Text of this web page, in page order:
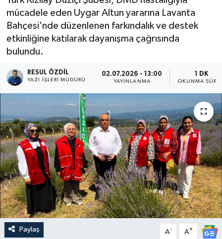
mücadele eden Uygar Altun yararına Lavanta
Bahçesi'nde düzenlenen farkındalık ve destek
etkinliğine katılarak dayanışma çağrısında
bulundu.
RESUL ÖZDIL
YAZI İŞLERI MÜDÜRÜ
02.07.2026 - 13:00
YAYINLANMA
1 DK
OKUNMA
Paylaş A- A+